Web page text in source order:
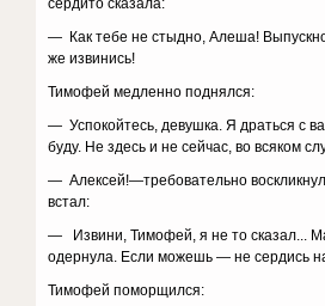
сердито сказала:
— Как тебе не стыдно, Алеша!
же извинись!
Тимофей медленно поднялся:
— Успокойтесь, девушка. Я драться с
буду. Не здесь и не сейчас, во всяком
— Алексей!—требовательно
встал:
— Извини, Тимофей, я не то сказал...
одернула. Если можешь — не сердись
Тимофей поморщился: